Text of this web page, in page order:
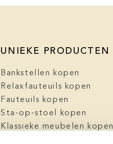
UNIEKE PRODUCTEN
Bankstellen kopen
Relaxfauteuils kopen
Fauteuils kopen
Sta-op-stoel kopen
Klassieke meubelen kopen